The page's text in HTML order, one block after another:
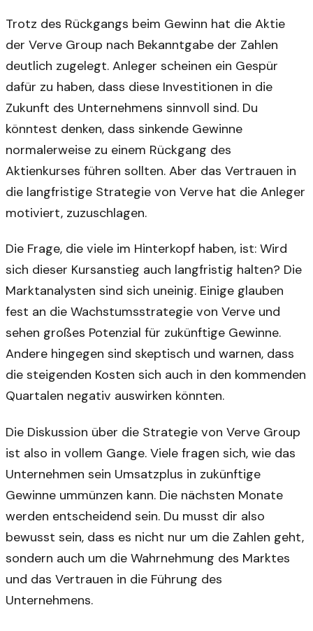
Trotz des Rückgangs beim Gewinn hat die Aktie
der Verve Group nach Bekanntgabe der Zahlen
deutlich zugelegt. Anleger scheinen ein Gespür
dafür zu haben, dass diese Investitionen in die
Zukunft des Unternehmens sinnvoll sind. Du
könntest denken, dass sinkende Gewinne
normalerweise zu einem Rückgang des
Aktienkurses führen sollten. Aber das Vertrauen in
die langfristige Strategie von Verve hat die Anleger
motiviert, zuzuschlagen.
Die Frage, die viele im Hinterkopf haben, ist: Wird
sich dieser Kursanstieg auch langfristig halten? Die
Marktanalysten sind sich uneinig. Einige glauben
fest an die Wachstumsstrategie von Verve und
sehen großes Potenzial für zukünftige Gewinne.
Andere hingegen sind skeptisch und warnen, dass
die steigenden Kosten sich auch in den kommenden
Quartalen negativ auswirken könnten.
Die Diskussion über die Strategie von Verve Group
ist also in vollem Gange. Viele fragen sich, wie das
Unternehmen sein Umsatzplus in zukünftige
Gewinne ummünzen kann. Die nächsten Monate
werden entscheidend sein. Du musst dir also
bewusst sein, dass es nicht nur um die Zahlen geht,
sondern auch um die Wahrnehmung des Marktes
und das Vertrauen in die Führung des
Unternehmens.